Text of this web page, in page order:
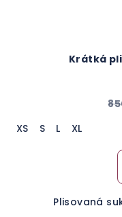
Krátká
XS S L XL
Plisovaná